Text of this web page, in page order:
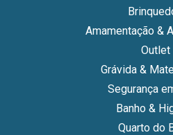
Amamentação &
Outlet
Grávida &
Segurança
Banho &
Quarto do